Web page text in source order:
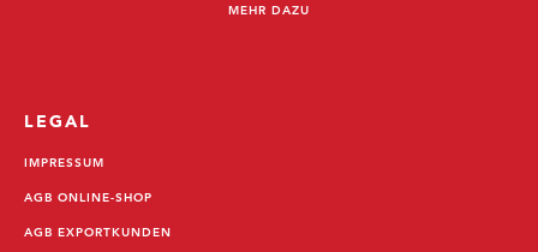
MEHR DAZU
LEGAL
IMPRESSUM
AGB ONLINE-SHOP
AGB EXPORTKUNDEN